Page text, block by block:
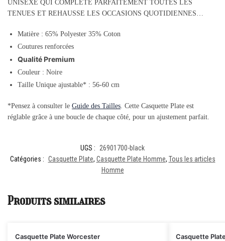
UNISEXE QUI COMPLÈTE PARFAITEMENT TOUTES LES
TENUES ET REHAUSSE LES OCCASIONS QUOTIDIENNES…
Matière : 65% Polyester 35% Coton
Coutures renforcées
Qualité Premium
Couleur : Noire
Taille Unique ajustable* : 56-60 cm
*Pensez à consulter le Guide des Tailles . Cette Casquette Plate est
réglable grâce à une boucle de chaque côté, pour un ajustement parfait.
UGS : 26901700-black
Catégories : Casquette Plate, Casquette Plate Homme, Tous les articles
Homme
Produits similaires
Casquette Plate Worcester Casquette